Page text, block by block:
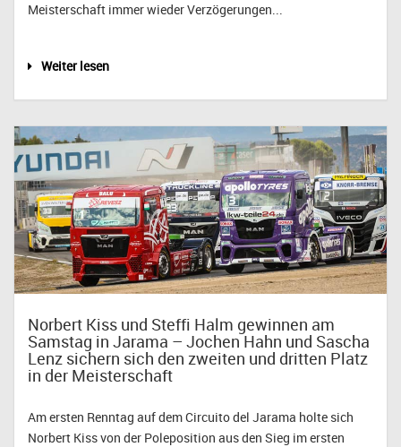
Meisterschaft immer wieder Verzögerungen...
Weiter lesen
Norbert Kiss und Steffi Halm gewinnen am
Samstag in Jarama – Jochen Hahn und Sascha
Lenz sichern sich den zweiten und dritten Platz
in der Meisterschaft
Am ersten Renntag auf dem Circuito del Jarama holte sich
Norbert Kiss von der Poleposition aus den Sieg im ersten